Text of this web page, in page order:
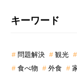
最
サ
キーワード
問題解決 観光
食べ物
外食